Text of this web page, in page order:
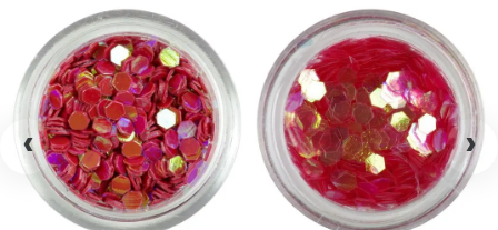
‹ ›